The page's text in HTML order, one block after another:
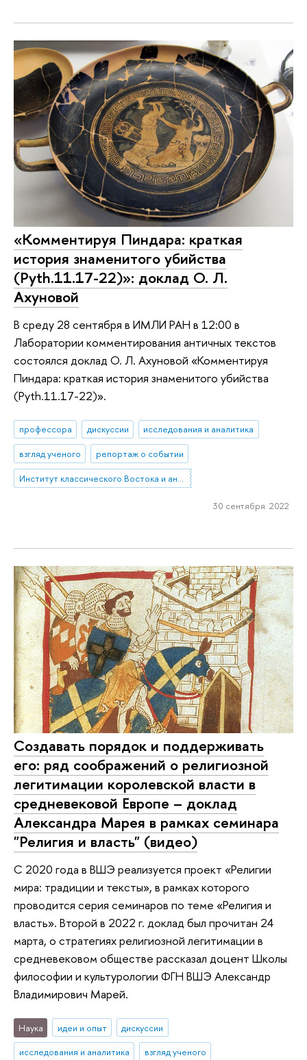
«Комментируя Пиндара: краткая
история знаменитого убийства
(Pyth.11.17-22)»: доклад О. Л.
Ахуновой
В среду 28 сентября в ИМЛИ РАН в 12:00 в
Лаборатории комментирования античных текстов
состоялся доклад О. Л. Ахуновой «Комментируя
Пиндара: краткая история знаменитого убийства
(Pyth.11.17-22)».
профессора дискуссии
исследования и аналитика
взгляд ученого
репортаж о событии
Институт классического Востока и античности
30 сентября 2022
Создавать порядок и поддерживать
его: ряд соображений о религиозной
легитимации королевской власти в
средневековой Европе – доклад
Александра Марея в рамках семинара
"Религия и власть" (видео)
С 2020 года в ВШЭ реализуется проект «Религии
мира: традиции и тексты», в рамках которого
проводится серия семинаров по теме «Религия и
власть». Второй в 2022 г. доклад был прочитан 24
марта, о стратегиях религиозной легитимации в
средневековом обществе рассказал доцент Школы
философии и культурологии ФГН ВШЭ Александр
Владимирович Марей.
Наука идеи и опыт
дискуссии
исследования и аналитика
взгляд ученого